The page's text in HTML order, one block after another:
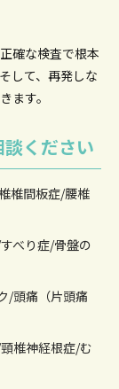
確な検査で根本
して、再発しな
ます。
ください
椎間板症/腰椎
べり症/骨盤の
/頭痛（片頭痛
椎神経根症/む